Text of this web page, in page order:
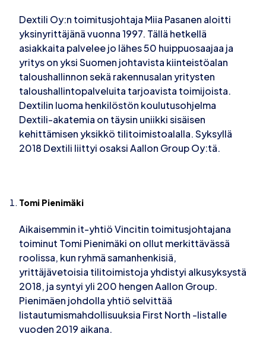
Dextili Oy:n toimitusjohtaja Miia Pasanen aloitti
yksinyrittäjänä vuonna 1997. Tällä hetkellä
asiakkaita palvelee jo lähes 50 huippuosaajaa ja
yritys on yksi Suomen johtavista kiinteistöalan
taloushallinnon sekä rakennusalan yritysten
taloushallintopalveluita tarjoavista toimijoista.
Dextilin luoma henkilöstön koulutusohjelma
Dextili-akatemia on täysin uniikki sisäisen
kehittämisen yksikkö tilitoimistoalalla. Syksyllä
2018 Dextili liittyi osaksi Aallon Group Oy:tä.
Tomi Pienimäki
Aikaisemmin it-yhtiö Vincitin toimitusjohtajana
toiminut Tomi Pienimäki on ollut merkittävässä
roolissa, kun ryhmä samanhenkisiä,
yrittäjävetoisia tilitoimistoja yhdistyi alkusyksystä
2018, ja syntyi yli 200 hengen Aallon Group.
Pienimäen johdolla yhtiö selvittää
listautumismahdollisuuksia First North -listalle
vuoden 2019 aikana.